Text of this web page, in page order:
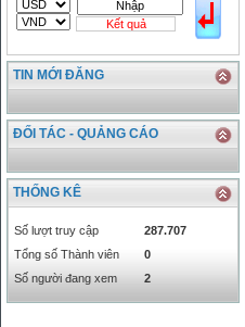
SGD
16755.29
17427.08
THB
666.2
786.99
CAD
17223.74
18058.21
CHF
23161.62
24283.77
INR
0
KRW
18.01
21.12
KWD
0
79758.97
MYR
5808.39
RMB
3272
RUB
Kết quả
TIN MỚI ĐĂNG
ĐỐI TÁC - QUẢNG CÁO
THỐNG KÊ
Số lượt truy cập
287.707
Tổng số Thành viên
0
Số người đang xem
2